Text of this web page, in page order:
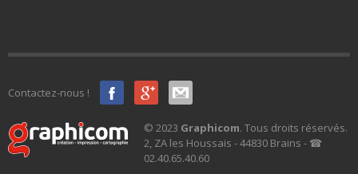
Contactez-nous !
© 2023 Graphicom. Tous droits réservés.
2, ZA les Houssais - 44830 Brains - ☎
02.40.65.40.60